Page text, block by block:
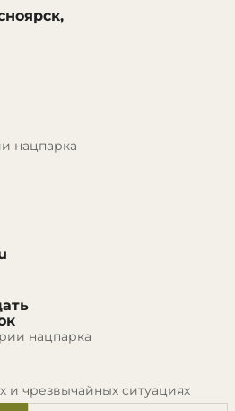
нацпарка
нацпарка
и чрезвычайных ситуациях